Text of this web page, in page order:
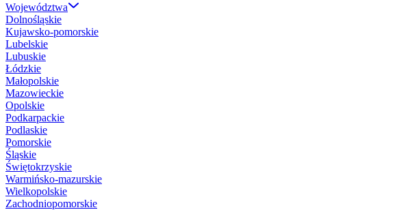
Województwa
Dolnośląskie
Kujawsko-pomorskie
Lubelskie
Lubuskie
Łódzkie
Małopolskie
Mazowieckie
Opolskie
Podkarpackie
Podlaskie
Pomorskie
Śląskie
Świętokrzyskie
Warmińsko-mazurskie
Wielkopolskie
Zachodniopomorskie